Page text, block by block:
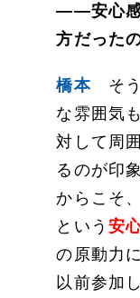
——安心感
方だった
橋本そう
な雰囲気
対して周
るのが印
からこそ
という安
の原動力
以前参加